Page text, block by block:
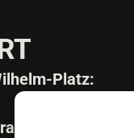
Platz:
/ Alter